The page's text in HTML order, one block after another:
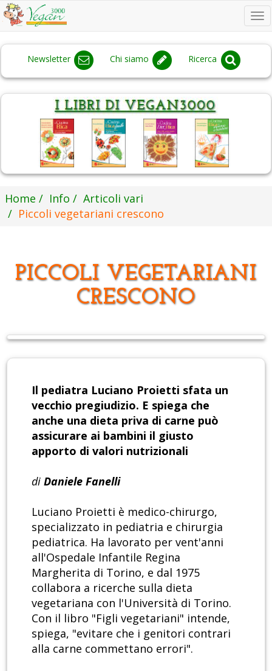
Newsletter Chi siamo Ricerca
Home Info
Articoli vari
Piccoli vegetariani crescono
PICCOLI VEGETARIANI
CRESCONO
Il pediatra Luciano Proietti sfata un
vecchio pregiudizio. E spiega che
anche una dieta priva di carne può
assicurare ai bambini il giusto
apporto di valori nutrizionali
di Daniele Fanelli
Luciano Proietti è medico-chirurgo,
specializzato in pediatria e chirurgia
pediatrica. Ha lavorato per vent'anni
all'Ospedale Infantile Regina
Margherita di Torino, e dal 1975
collabora a ricerche sulla dieta
vegetariana con l'Università di Torino.
Con il libro "Figli vegetariani" intende,
spiega, "evitare che i genitori contrari
alla carne commettano errori".